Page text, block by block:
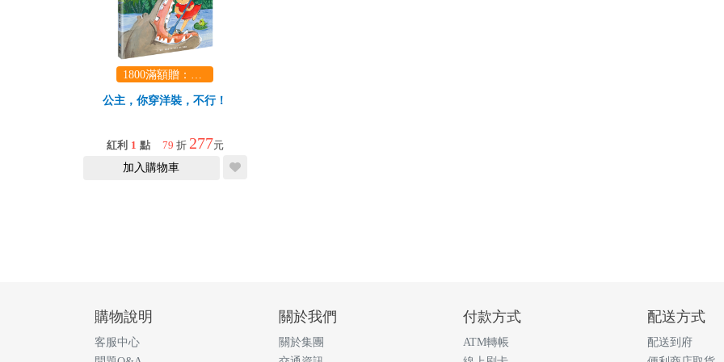
1800滿額贈：口袋玩具一份（隨機出貨） (summer read)
公主，你穿洋裝，不行！
紅利 1 點 79 折 277元
加入購物車
購物說明
客服中心
關於我們
關於集團
付款方式
ATM轉帳
配送方式
配送到府